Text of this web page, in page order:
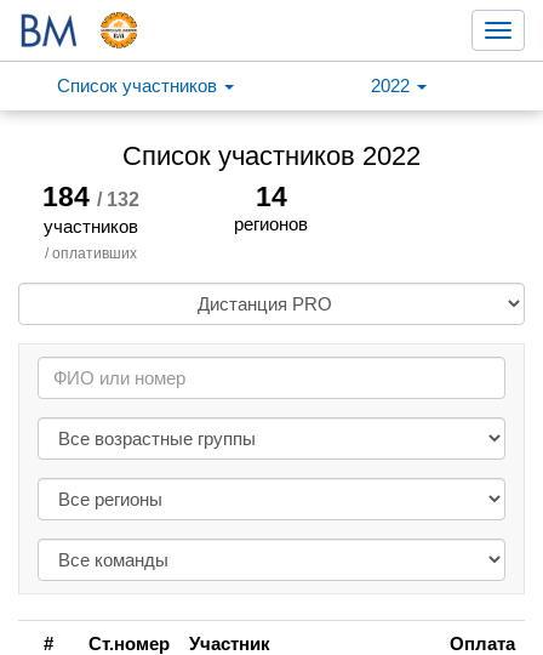
Список участников
2022
Список участников 2022
184 / 132
участников
/ оплативших
14
регионов
# Ст.номер Участник Оплата